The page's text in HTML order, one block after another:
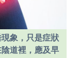
象，只是症狀
道裡，應及早